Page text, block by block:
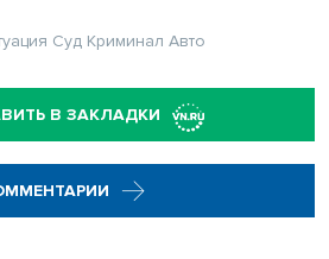
Суд Криминал Авто
В ЗАКЛАДКИ